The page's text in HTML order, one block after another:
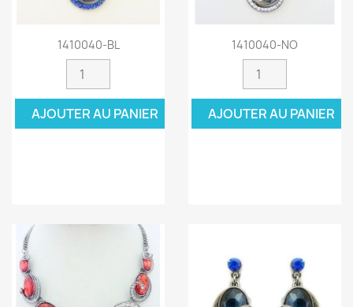
1410040-BL
AJOUTER AU PANIER
1410040-NO
AJOUTER AU PANIER